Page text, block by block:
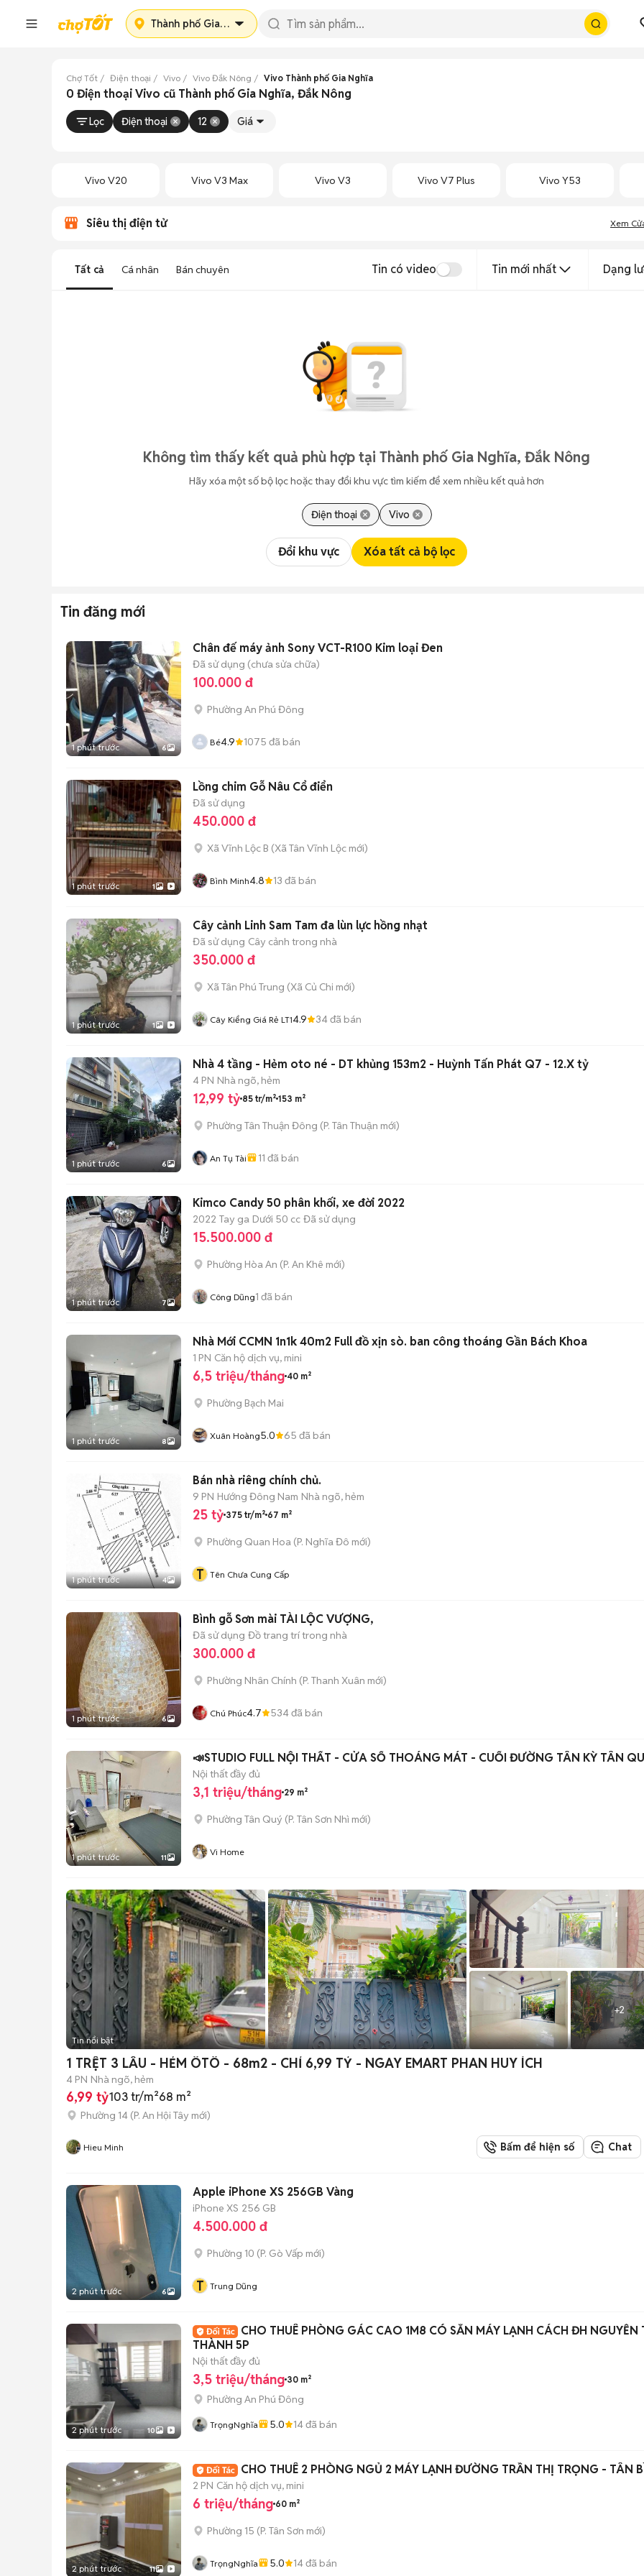
Thành phố Gia Nghĩa
Chợ Tốt Điện thoại Vivo Vivo Đắk Nông Vivo Thành phố Gia Nghĩa
0 Điện thoại Vivo cũ Thành phố Gia Nghĩa, Đắk Nông
Lọc Điện thoại 12 Giá
Vivo V20 Vivo V3 Max Vivo V3 Vivo V7 Plus Vivo Y53
Siêu thị điện tử Xem
Tất cả Cá nhân Bán chuyên Tin có video Tin mới nhất Dạng
Không tìm thấy kết quả phù hợp tại Thành phố Gia Nghĩa, Đắk Nông
Hãy xóa một số bộ lọc hoặc thay đổi khu vực tìm kiếm để xem nhiều kết quả hơn
Điện thoại Vivo
Đổi khu vực Xóa tất cả bộ lọc
Tin đăng mới
1 phút trước 6
Chân đế máy ảnh Sony VCT-R100 Kim loại Đen
Đã sử dụng (chưa sửa chữa)
100.000 đ
Phường An Phú Đông
Bé4.9 1075 đã bán
1 phút trước 1
Lồng chim Gỗ Nâu Cổ điển
Đã sử dụng
450.000 đ
Xã Vĩnh Lộc B (Xã Tân Vĩnh Lộc mới)
Bình Minh4.8 13 đã bán
1 phút trước 1
Cây cảnh Linh Sam Tam đa lùn lực hồng nhạt
Đã sử dụng Cây cảnh trong nhà
350.000 đ
Xã Tân Phú Trung (Xã Củ Chi mới)
Cây Kiểng Giá Rẻ LT14.9 34đã bán
1 phút trước 6
Nhà 4 tầng - Hẻm oto né - DT khủng 153m2 - Huỳnh Tấn Phát Q7 - 12.X tỷ
4 PN Nhà ngõ, hẻm
12,99 tỷ 85 tr/m² 153 m²
Phường Tân Thuận Đông (P. Tân Thuận mới)
An Tụ Tài 11 đã bán
1 phút trước 7
Kimco Candy 50 phân khối, xe đời 2022
2022 Tay ga Dưới 50 cc Đã sử dụng
15.500.000 đ
Phường Hòa An (P. An Khê mới)
Công Dũng1 đã bán
1 phút trước 8
Nhà Mới CCMN 1n1k 40m2 Full đồ xịn sò. ban công thoáng Gần Bách Khoa
1 PN Căn hộ dịch vụ, mini
6,5 triệu/tháng 40 m²
Phường Bạch Mai
Xuân Hoàng5.0 65 đã bán
1 phút trước 4
Bán nhà riêng chính chủ.
9 PN Hướng Đông Nam Nhà ngõ, hẻm
25 tỷ 375 tr/m² 67 m²
Phường Quan Hoa (P. Nghĩa Đô mới)
T Tên Chưa Cung Cấp
1 phút trước 6
Bình gỗ Sơn mài TÀI LỘC VƯỢNG,
Đã sử dụng Đồ trang trí trong nhà
300.000 đ
Phường Nhân Chính (P. Thanh Xuân mới)
Chú Phúc4.7 534đã bán
1 phút trước 11
📣STUDIO FULL NỘI THẤT - CỬA SỔ THOÁNG MÁT - CUỐI ĐƯỜNG TÂN KỲ TÂN
Nội thất đầy đủ
3,1 triệu/tháng 29 m²
Phường Tân Quý (P. Tân Sơn Nhì mới)
Vi Home
+2
Tin nổi bật
1 TRỆT 3 LẦU - HẺM ÔTÔ - 68m2 - CHỈ 6,99 TỶ - NGAY EMART PHAN HUY ÍCH
4 PN Nhà ngõ, hẻm
6,99 tỷ103 tr/m²68 m²
Phường 14 (P. An Hội Tây mới)
Hieu Minh Bấm để hiện số Chat
2 phút trước 6
Apple iPhone XS 256GB Vàng
iPhone XS 256 GB
4.500.000 đ
Phường 10 (P. Gò Vấp mới)
T Trung Dũng
2 phút trước 10
CHO THUÊ PHÒNG GÁC CAO 1M8 CÓ SẲN MÁY LẠNH CÁCH ĐH NGUYỄN
THÀNH 5P
Nội thất đầy đủ
3,5 triệu/tháng 30 m²
Phường An Phú Đông
TrọngNghĩa 5.0 14đã bán
2 phút trước 11
CHO THUÊ 2 PHÒNG NGỦ 2 MÁY LẠNH ĐƯỜNG TRẦN THỊ TRỌNG - TÂN
2 PN Căn hộ dịch vụ, mini
6 triệu/tháng 60 m²
Phường 15 (P. Tân Sơn mới)
TrọngNghĩa 5.0 14đã bán